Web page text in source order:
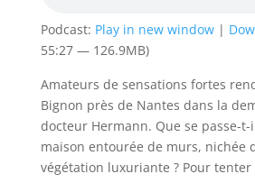
Podcast: Play in new window|
55:27 — 126.9MB)
Amateurs de sensations fortes
Bignon près de Nantes dans la
docteur Hermann. Que se passe-
maison entourée de murs, nichée
végétation luxuriante ? Pour